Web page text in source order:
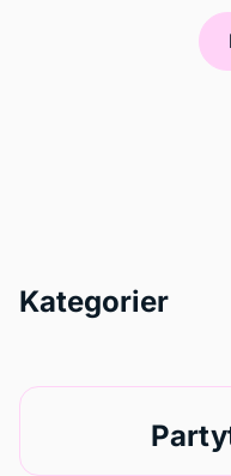
Kategorier